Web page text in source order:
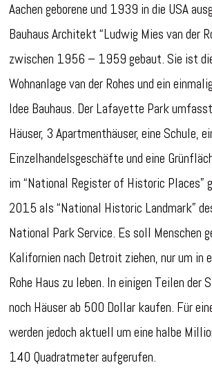
Aachen geborene und 1939 in die USA
Bauhaus Architekt “Ludwig Mies van der
zwischen 1956 – 1959 gebaut. Sie ist
Wohnanlage van der Rohes und ein
Idee Bauhaus. Der Lafayette Park
Häuser, 3 Apartmenthäuser, eine Schule,
Einzelhandelsgeschäfte und eine
im “National Register of Historic Places”
2015 als “National Historic Landmark”
National Park Service. Es soll Menschen
Kalifornien nach Detroit ziehen, nur um in
Rohe Haus zu leben. In einigen Teilen der
noch Häuser ab 500 Dollar kaufen. Für
werden jedoch aktuell um eine halbe
140 Quadratmeter aufgerufen.